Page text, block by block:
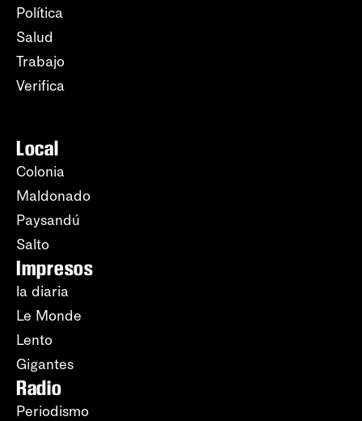
Política
Salud
Trabajo
Verifica
Local
Colonia
Maldonado
Paysandú
Salto
Impresos
la diaria
Le Monde
Lento
Gigantes
Radio
Periodismo